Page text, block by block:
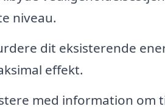
niveau.
dit eksisterende
effekt.
med information om